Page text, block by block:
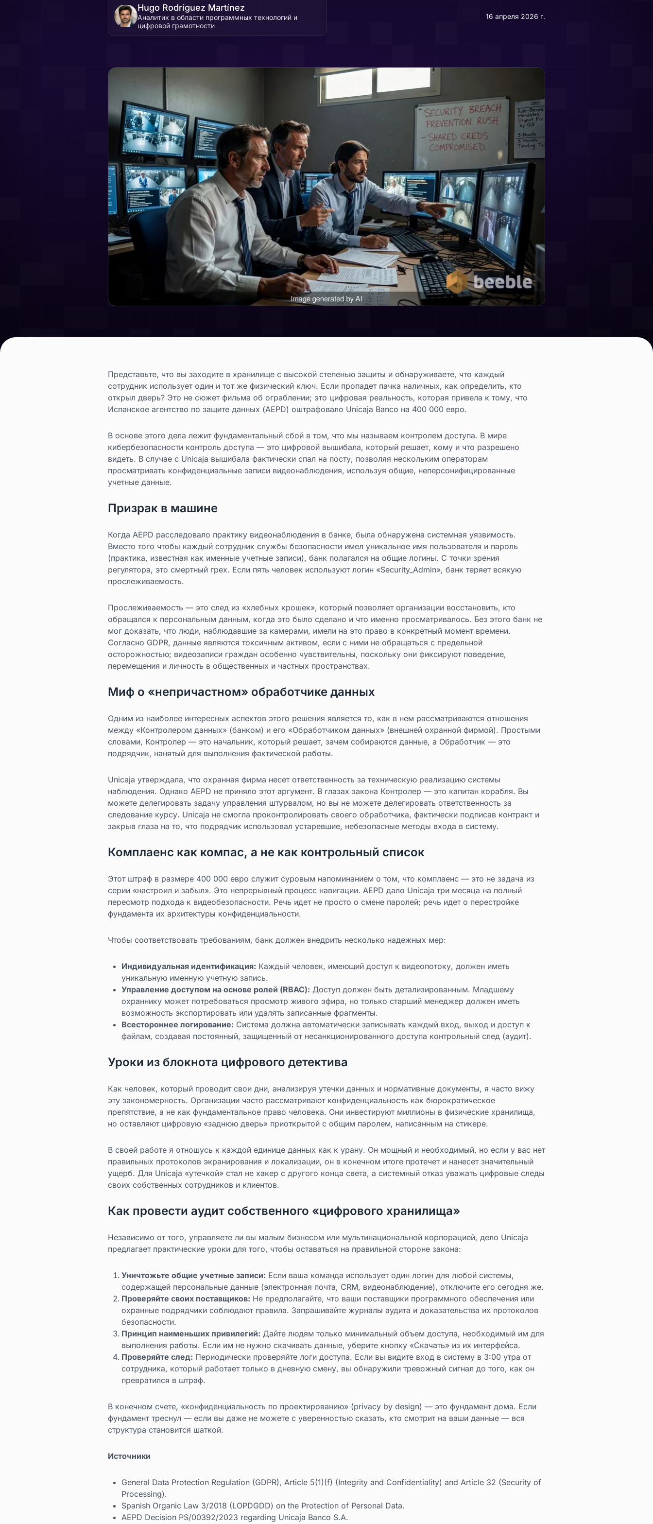
Hugo Rodríguez Martínez
Аналитик в области программных технологий и
цифровой грамотности
16 апреля 2026 г.
Представьте, что вы заходите в хранилище с высокой степенью защиты и обнаруживаете, что каждый
сотрудник использует один и тот же физический ключ. Если пропадет пачка наличных, как определить, кто
открыл дверь? Это не сюжет фильма об ограблении; это цифровая реальность, которая привела к тому, что
Испанское агентство по защите данных (AEPD) оштрафовало Unicaja Banco на 400 000 евро.
В основе этого дела лежит фундаментальный сбой в том, что мы называем контролем доступа. В мире
кибербезопасности контроль доступа — это цифровой вышибала, который решает, кому и что разрешено
видеть. В случае с Unicaja вышибала фактически спал на посту, позволяя нескольким операторам
просматривать конфиденциальные записи видеонаблюдения, используя общие, неперсонифицированные
учетные данные.
Призрак в машине
Когда AEPD расследовало практику видеонаблюдения в банке, была обнаружена системная уязвимость.
Вместо того чтобы каждый сотрудник службы безопасности имел уникальное имя пользователя и пароль
(практика, известная как именные учетные записи), банк полагался на общие логины. С точки зрения
регулятора, это смертный грех. Если пять человек используют логин «Security_Admin», банк теряет всякую
прослеживаемость.
Прослеживаемость — это след из «хлебных крошек», который позволяет организации восстановить, кто
обращался к персональным данным, когда это было сделано и что именно просматривалось. Без этого банк не
мог доказать, что люди, наблюдавшие за камерами, имели на это право в конкретный момент времени.
Согласно GDPR, данные являются токсичным активом, если с ними не обращаться с предельной
осторожностью; видеозаписи граждан особенно чувствительны, поскольку они фиксируют поведение,
перемещения и личность в общественных и частных пространствах.
Миф о «непричастном» обработчике данных
Одним из наиболее интересных аспектов этого решения является то, как в нем рассматриваются отношения
между «Контролером данных» (банком) и его «Обработчиком данных» (внешней охранной фирмой). Простыми
словами, Контролер — это начальник, который решает, зачем собираются данные, а Обработчик — это
подрядчик, нанятый для выполнения фактической работы.
Unicaja утверждала, что охранная фирма несет ответственность за техническую реализацию системы
наблюдения. Однако AEPD не приняло этот аргумент. В глазах закона Контролер — это капитан корабля. Вы
можете делегировать задачу управления штурвалом, но вы не можете делегировать ответственность за
следование курсу. Unicaja не смогла проконтролировать своего обработчика, фактически подписав контракт и
закрыв глаза на то, что подрядчик использовал устаревшие, небезопасные методы входа в систему.
Комплаенс как компас, а не как контрольный список
Этот штраф в размере 400 000 евро служит суровым напоминанием о том, что комплаенс — это не задача из
серии «настроил и забыл». Это непрерывный процесс навигации. AEPD дало Unicaja три месяца на полный
пересмотр подхода к видеобезопасности. Речь идет не просто о смене паролей; речь идет о перестройке
фундамента их архитектуры конфиденциальности.
Чтобы соответствовать требованиям, банк должен внедрить несколько надежных мер:
Индивидуальная идентификация: Каждый человек, имеющий доступ к видеопотоку, должен иметь
уникальную именную учетную запись.
Управление доступом на основе ролей (RBAC): Доступ должен быть детализированным. Младшему
охраннику может потребоваться просмотр живого эфира, но только старший менеджер должен иметь
возможность экспортировать или удалять записанные фрагменты.
Всестороннее логирование: Система должна автоматически записывать каждый вход, выход и доступ к
файлам, создавая постоянный, защищенный от несанкционированного доступа контрольный след (аудит).
Уроки из блокнота цифрового детектива
Как человек, который проводит свои дни, анализируя утечки данных и нормативные документы, я часто вижу
эту закономерность. Организации часто рассматривают конфиденциальность как бюрократическое
препятствие, а не как фундаментальное право человека. Они инвестируют миллионы в физические хранилища,
но оставляют цифровую «заднюю дверь» приоткрытой с общим паролем, написанным на стикере.
В своей работе я отношусь к каждой единице данных как к урану. Он мощный и необходимый, но если у вас нет
правильных протоколов экранирования и локализации, он в конечном итоге протечет и нанесет значительный
ущерб. Для Unicaja «утечкой» стал не хакер с другого конца света, а системный отказ уважать цифровые следы
своих собственных сотрудников и клиентов.
Как провести аудит собственного «цифрового хранилища»
Независимо от того, управляете ли вы малым бизнесом или мультинациональной корпорацией, дело Unicaja
предлагает практические уроки для того, чтобы оставаться на правильной стороне закона:
Уничтожьте общие учетные записи: Если ваша команда использует один логин для любой системы,
содержащей персональные данные (электронная почта, CRM, видеонаблюдение), отключите его сегодня же.
Проверяйте своих поставщиков: Не предполагайте, что ваши поставщики программного обеспечения или
охранные подрядчики соблюдают правила. Запрашивайте журналы аудита и доказательства их протоколов
безопасности.
Принцип наименьших привилегий: Дайте людям только минимальный объем доступа, необходимый им для
выполнения работы. Если им не нужно скачивать данные, уберите кнопку «Скачать» из их интерфейса.
Проверяйте след: Периодически проверяйте логи доступа. Если вы видите вход в систему в 3:00 утра от
сотрудника, который работает только в дневную смену, вы обнаружили тревожный сигнал до того, как он
превратился в штраф.
В конечном счете, «конфиденциальность по проектированию» (privacy by design) — это фундамент дома. Если
фундамент треснул — если вы даже не можете с уверенностью сказать, кто смотрит на ваши данные — вся
структура становится шаткой.
Источники
General Data Protection Regulation (GDPR), Article 5(1)(f) (Integrity and Confidentiality) and Article 32 (Security of
Processing).
Spanish Organic Law 3/2018 (LOPDGDD) on the Protection of Personal Data.
AEPD Decision PS/00392/2023 regarding Unicaja Banco S.A.